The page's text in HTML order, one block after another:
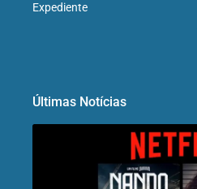
Expediente
Últimas Notícias